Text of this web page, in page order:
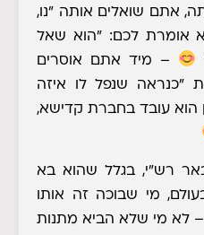
אתם שואלים אותה "נו,
אומרת לכם: "הוא שאל
– מיד אתם אוסרים
"כנראה שנפל לו איזה
הוא עובד בחברת קדישא,
רש"י, בגלל שהוא בא
מי שבוכה זה אותו
לא מי שלא הביא מתנות